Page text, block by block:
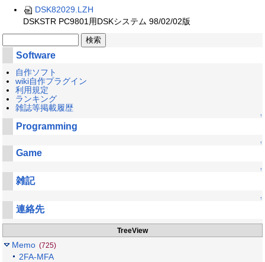
DSK82029.LZH
DSKSTR PC9801用DSKシステム 98/02/02版
Software
自作ソフト
wiki自作プラグイン
利用規定
ランキング
雑誌等掲載履歴
↑
Programming
↑
Game
↑
雑記
↑
連絡先
TreeView
Memo (725)
2FA-MFA